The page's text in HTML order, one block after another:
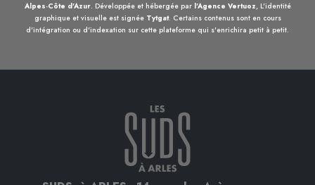
Alpes-Côte d'Azur. Développée et hébergée par l'Agence Vertuoz, L'identité
graphique et visuelle est signée Tytgat. Certains contenus sont en cours
d'intégration ou d'indexation sur cette plateforme qui s'enrichira petit à petit.